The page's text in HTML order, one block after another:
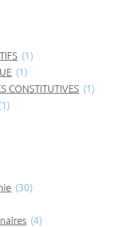
(1)
(1)
CONSTITUTIVES (1)
(30)
(4)